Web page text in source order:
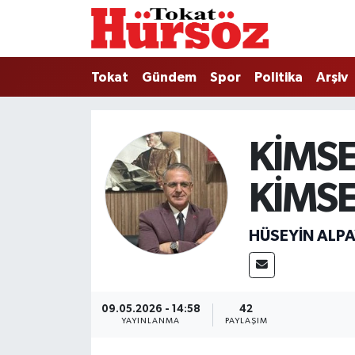
Tokat Gündem Spor Politika Arşiv
HÜSEYIN
09.05.2026 - 14:58
YAYINLANMA
42
PAYLAŞIM
Tokat
Türkiye Gündemi
Tokat Spor
Nöbetçi Eczaneler
Hava Durumu
Tokat Namaz Vakitleri
Trafik Durumu
Süper Lig Puan Durumu ve Fikstür
Son Dakika Haberleri